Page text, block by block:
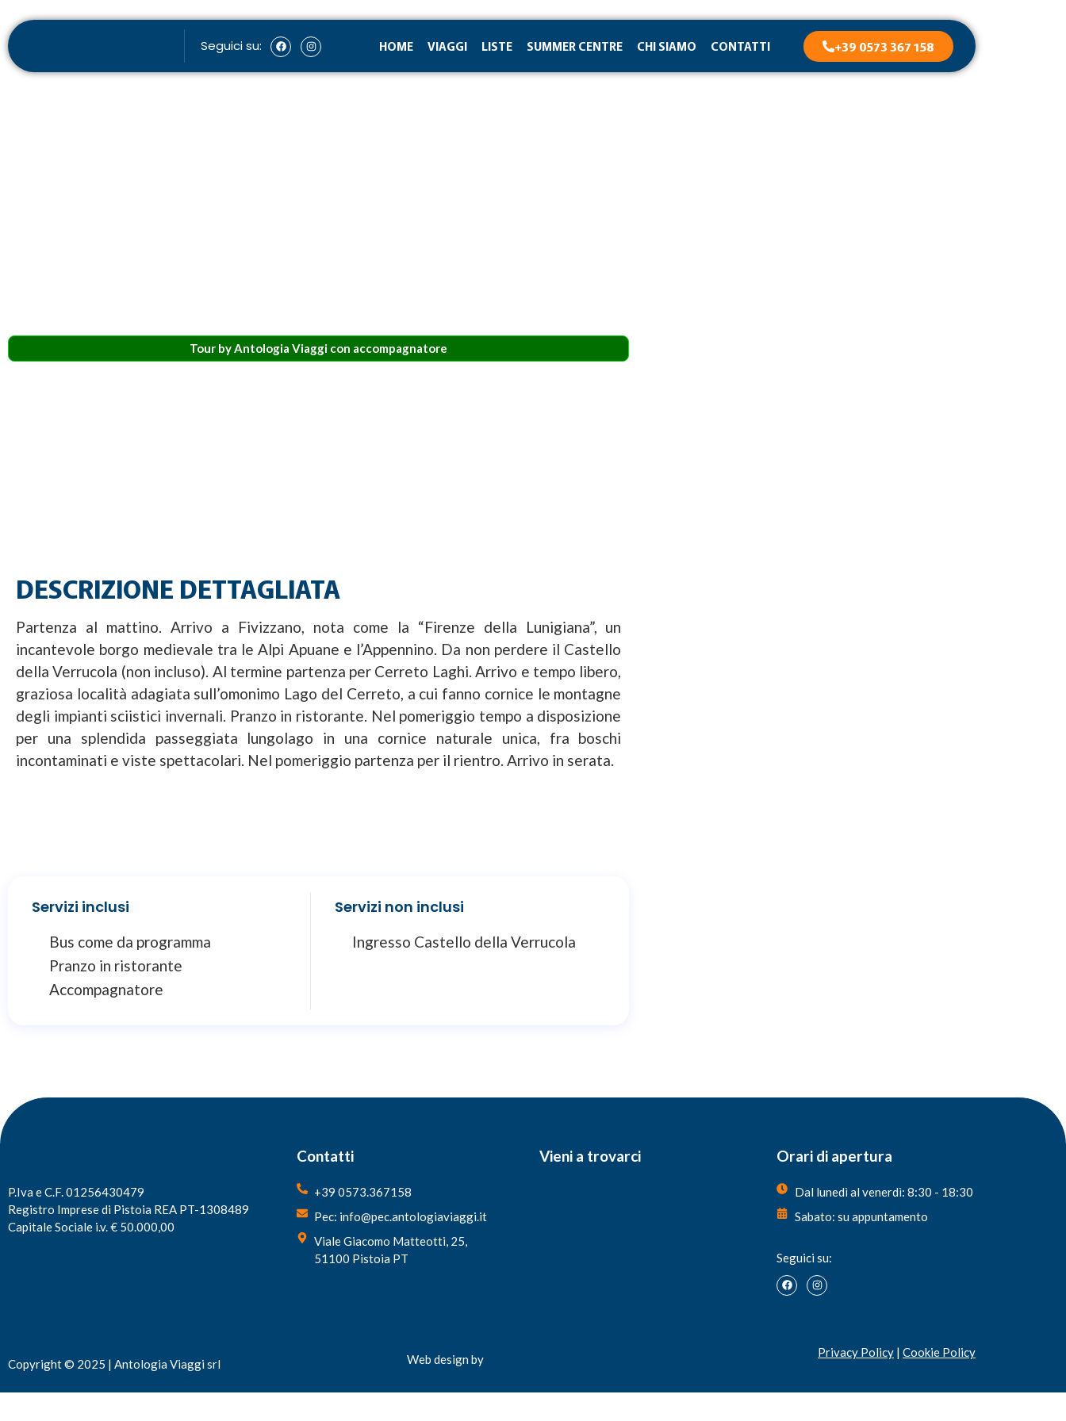
Seguici su: HOME VIAGGI LISTE SUMMER CENTRE CHI SIAMO CONTATTI +39 0573 367 158
Tour by Antologia Viaggi con accompagnatore
DESCRIZIONE DETTAGLIATA
Partenza al mattino. Arrivo a Fivizzano, nota come la “Firenze della Lunigiana”, un
incantevole borgo medievale tra le Alpi Apuane e l’Appennino. Da non perdere il Castello
della Verrucola (non incluso). Al termine partenza per Cerreto Laghi. Arrivo e tempo libero,
graziosa località adagiata sull’omonimo Lago del Cerreto, a cui fanno cornice le montagne
degli impianti sciistici invernali. Pranzo in ristorante. Nel pomeriggio tempo a disposizione
per una splendida passeggiata lungolago in una cornice naturale unica, fra boschi
incontaminati e viste spettacolari. Nel pomeriggio partenza per il rientro. Arrivo in serata.
Servizi inclusi
Bus come da programma
Pranzo in ristorante
Accompagnatore
Servizi non inclusi
Ingresso Castello della Verrucola
P.Iva e C.F. 01256430479
Registro Imprese di Pistoia REA PT-1308489
Capitale Sociale i.v. € 50.000,00
Contatti
+39 0573.367158
Pec: info@pec.antologiaviaggi.it
Viale Giacomo Matteotti, 25,
51100 Pistoia PT
Vieni a trovarci Orari di apertura
Dal lunedì al venerdì: 8:30 - 18:30
Sabato: su appuntamento
Seguici su:
Copyright © 2025 | Antologia Viaggi srl Web design by Privacy Policy | Cookie Policy